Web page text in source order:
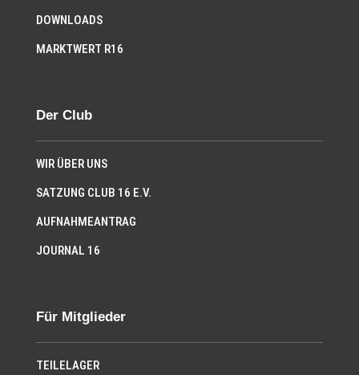
DOWNLOADS
MARKTWERT R16
Der Club
WIR ÜBER UNS
SATZUNG CLUB 16 E.V.
AUFNAHMEANTRAG
JOURNAL 16
Für Mitglieder
TEILELAGER